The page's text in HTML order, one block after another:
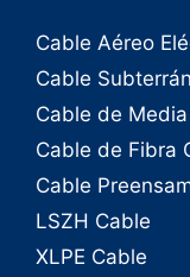
Cable Aéreo
Cable
Cable de
Cable de Fibra
Cable
LSZH Cable
XLPE Cable